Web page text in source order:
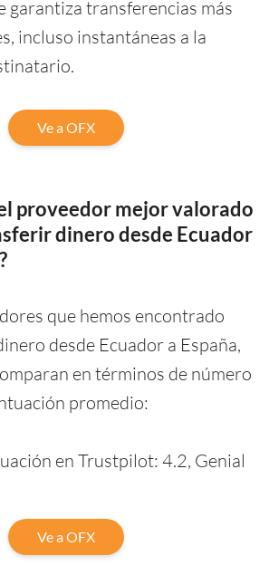
garantiza transferencias más
incluso instantáneas a la
Ve a OFX
proveedor mejor valorado
dinero desde Ecuador
que hemos encontrado
desde Ecuador a España,
en términos de número
promedio:
en Trustpilot: 4.2, Genial
Ve a OFX